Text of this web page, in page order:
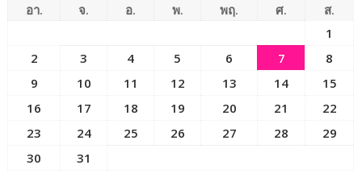
สหกรณ์
ทั่ว
ประเทศ
อา. จ. อ. พ. พฤ. ศ.
ส.
1
2
3 4 5 6 7
8
9
10 11 12 13 14
15
16
17 18 19 20 21
22
23
24 25 26 27 28
29
30
31